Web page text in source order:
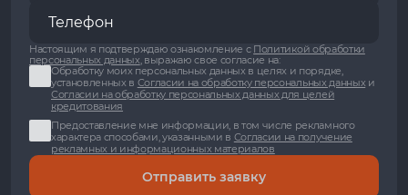
Настоящим я подтверждаю ознакомление с Политикой обработки
персональных данных, выражаю свое согласие на:
Обработку моих персональных данных в целях и порядке,
установленных в Согласии на обработку персональных данныхи
Согласии на обработку персональных данных для целей
кредитования
Предоставление мне информации, в том числе рекламного
характера способами, указанными в Согласии на получение
рекламных и информационных материалов
Отправить заявку